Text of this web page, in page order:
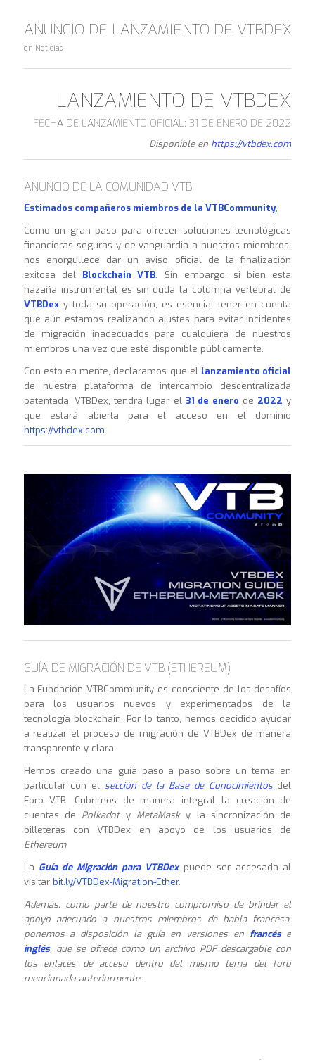
ANUNCIO DE LANZAMIENTO DE VTBDEX
en Noticias
LANZAMIENTO DE VTBDEX
FECHA DE LANZAMIENTO OFICIAL: 31 DE ENERO DE 2022
Disponible en https://vtbdex.com
ANUNCIO DE LA COMUNIDAD VTB
Estimados compañeros miembros de la VTBCommunity,
Como un gran paso para ofrecer soluciones tecnológicas
financieras seguras y de vanguardia a nuestros miembros,
nos enorgullece dar un aviso oficial de la finalización
exitosa del Blockchain VTB. Sin embargo, si bien esta
hazaña instrumental es sin duda la columna vertebral de
VTBDexy toda su operación, es esencial tener en cuenta
que aún estamos realizando ajustes para evitar incidentes
de migración inadecuados para cualquiera de nuestros
miembros una vez que esté disponible públicamente.
Con esto en mente, declaramos que el lanzamiento oficial
de nuestra plataforma de intercambio descentralizada
patentada, VTBDex, tendrá lugar el 31 de enero de 2022 y
que estará abierta para el acceso en el dominio
https://vtbdex.com.
GUÍA DE MIGRACIÓN DE VTB (ETHEREUM)
La Fundación VTBCommunity es consciente de los desafíos
para los usuarios nuevos y experimentados de la
tecnología blockchain. Por lo tanto, hemos decidido ayudar
a realizar el proceso de migración de VTBDex de manera
transparente y clara.
Hemos creado una guía paso a paso sobre un tema en
particular con elsección de la Base de Conocimientosdel
Foro VTB. Cubrimos de manera integral la creación de
cuentas de Polkadoty MetaMasky la sincronización de
billeteras con VTBDex en apoyo de los usuarios de
Ethereum.
La Guía de Migración para VTBDexpuede ser accesada al
visitar bit.ly/VTBDex-Migration-Ether.
Además, como parte de nuestro compromiso de brindar el
apoyo adecuado a nuestros miembros de habla francesa,
ponemos a disposición la guía en versiones en francése
inglés, que se ofrece como un archivo PDF descargable con
los enlaces de acceso dentro del mismo tema del foro
mencionado anteriormente.